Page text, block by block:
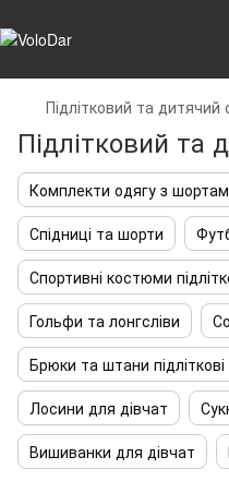
Підлітковий та дитячий
Підлітковий та
Комплекти одягу з
Спідниці та шорти
Спортивні костюми
Гольфи та лонгсліви
Брюки та штани підліткові
Лосини для дівчат
Вишиванки для дівчат